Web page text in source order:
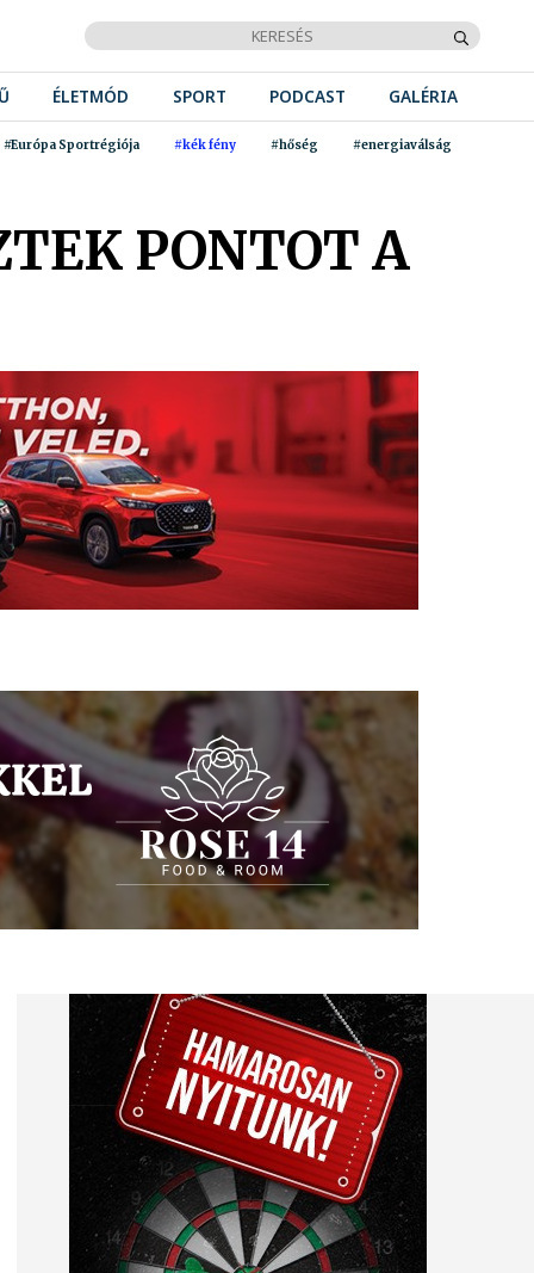
ÉLETMÓD SPORT PODCAST GALÉRIA
#Európa Sportrégiója #kék fény #hőség #energiaválság
PONTOT A